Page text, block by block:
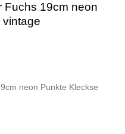
Fuchs 19cm neon
neon Punkte Kleckse